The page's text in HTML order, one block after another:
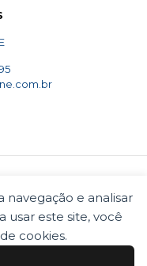
navegação e analisar
usar este site, você
cookies.
reservados- Ligue
em todo o Brasil.
de privacidade